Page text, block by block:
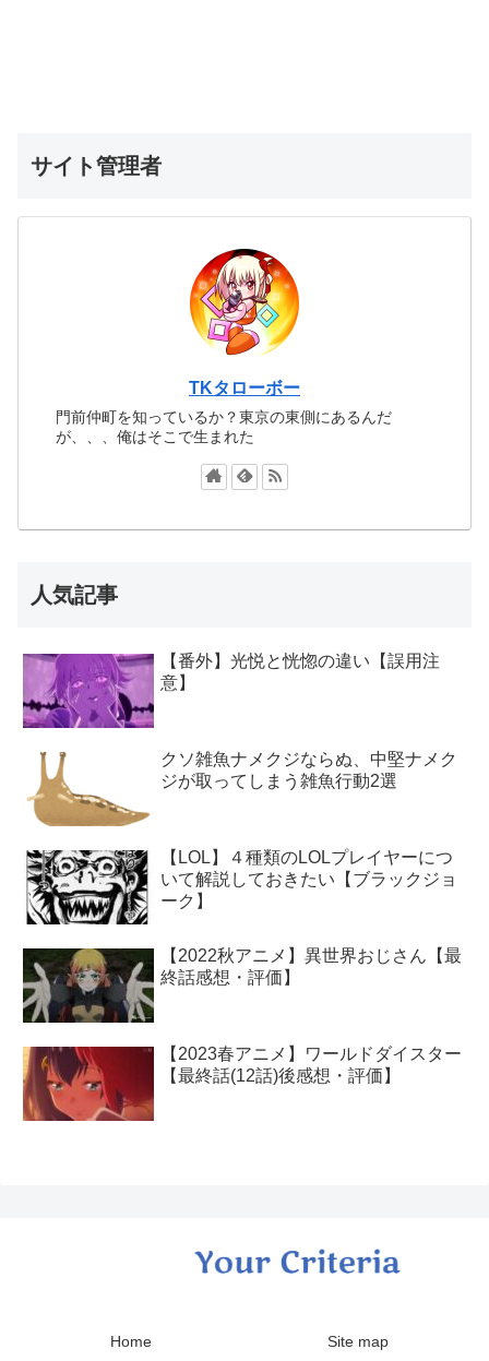
サイト管理者
TKタローボー
門前仲町を知っているか？東京の東側にあるんだ
が、、、俺はそこで生まれた
人気記事
【番外】光悦と恍惚の違い【誤用注
意】
クソ雑魚ナメクジならぬ、中堅ナメク
ジが取ってしまう雑魚行動2選
【LOL】４種類のLOLプレイヤーにつ
いて解説しておきたい【ブラックジョ
ーク】
【2022秋アニメ】異世界おじさん【最
終話感想・評価】
【2023春アニメ】ワールドダイスター
【最終話(12話)後感想・評価】
Home Site map